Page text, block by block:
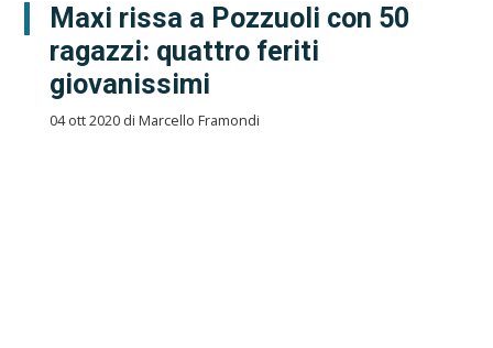
Maxi rissa a Pozzuoli con 50
ragazzi: quattro feriti
giovanissimi
04 ott 2020 di Marcello Framondi